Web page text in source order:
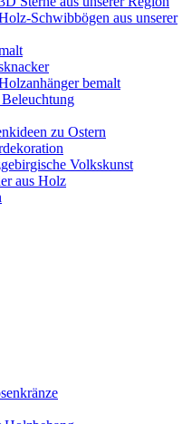
Schwibbögen aus unserer
bemalt
zu Ostern
Volkskunst
aus Holz